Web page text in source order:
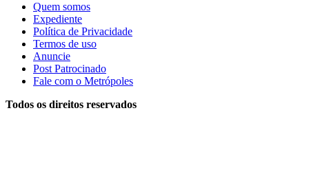
Quem somos
Expediente
Política de Privacidade
Termos de uso
Anuncie
Post Patrocinado
Fale com o Metrópoles
Todos os direitos reservados